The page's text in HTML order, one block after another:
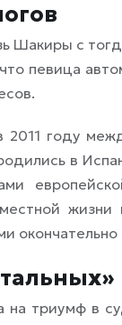
Шакиры с
певица
году
в
триумф в